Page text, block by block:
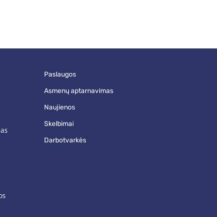
paslaugos
asmenų aptarnavimas
naujienos
skelbimai
darbotvarkės